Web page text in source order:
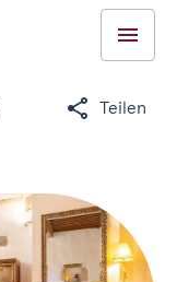
Teilen